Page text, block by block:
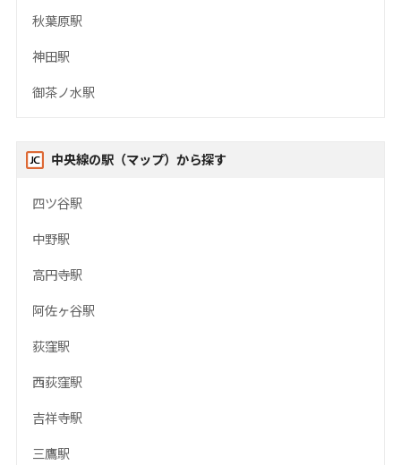
秋葉原駅
神田駅
御茶ノ水駅
中央線の駅（マップ）から探す
四ツ谷駅
中野駅
高円寺駅
阿佐ヶ谷駅
荻窪駅
西荻窪駅
吉祥寺駅
三鷹駅